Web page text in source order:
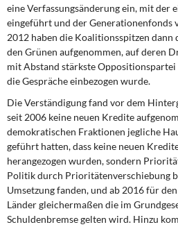
eine Verfassungsänderung ein, mit der
eingeführt und der Generationenfonds
2012 haben die Koalitionsspitzen dann
den Grünen aufgenommen, auf deren
mit Abstand stärkste
die Gespräche einbezogen wurde.
Die Verständigung fand vor dem
seit 2006 keine neuen Kredite
demokratischen Fraktionen jegliche
geführt hatten, dass keine neuen
herangezogen wurden, sondern
Politik durch Prioritätenverschiebung
Umsetzung fanden, und ab 2016 für
Länder gleichermaßen die im
Schuldenbremse gelten wird. Hinzu